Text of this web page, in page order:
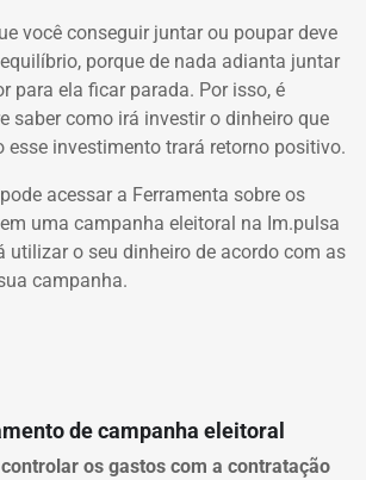
você conseguir juntar ou poupar deve
porque de nada adianta juntar
para ela ficar parada. Por isso, é
saber como irá investir o dinheiro que
esse investimento trará retorno positivo.
acessar a Ferramenta sobre os
uma campanha eleitoral na Im.pulsa
utilizar o seu dinheiro de acordo com as
campanha.
de campanha eleitoral
os gastos com a contratação